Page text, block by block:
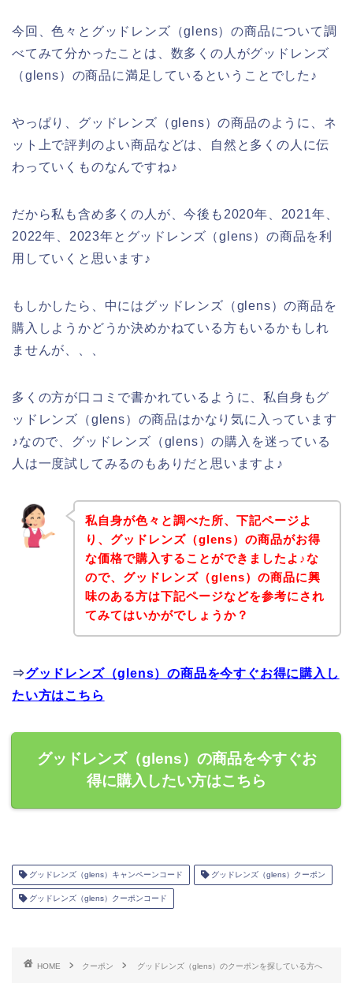
今回、色々とグッドレンズ（glens）の商品について調
べてみて分かったことは、数多くの人がグッドレンズ
（glens）の商品に満足しているということでした♪
やっぱり、グッドレンズ（glens）の商品のように、ネ
ット上で評判のよい商品などは、自然と多くの人に伝
わっていくものなんですね♪
だから私も含め多くの人が、今後も2020年、2021年、
2022年、2023年とグッドレンズ（glens）の商品を利
用していくと思います♪
もしかしたら、中にはグッドレンズ（glens）の商品を
購入しようかどうか決めかねている方もいるかもしれ
ませんが、、、
多くの方が口コミで書かれているように、私自身もグ
ッドレンズ（glens）の商品はかなり気に入っています
♪なので、グッドレンズ（glens）の購入を迷っている
人は一度試してみるのもありだと思いますよ♪
私自身が色々と調べた所、下記ページよ
り、グッドレンズ（glens）の商品がお得
な価格で購入することができましたよ♪な
ので、グッドレンズ（glens）の商品に興
味のある方は下記ページなどを参考にされ
てみてはいかがでしょうか？
⇒グッドレンズ（glens）の商品を今すぐお得に購入し
たい方はこちら
グッドレンズ（glens）の商品を今すぐお
得に購入したい方はこちら
グッドレンズ（glens）キャンペーンコード グッドレンズ（glens）クーポン
グッドレンズ（glens）クーポンコード
HOME クーポン グッドレンズ（glens）のクーポンを探している方へ